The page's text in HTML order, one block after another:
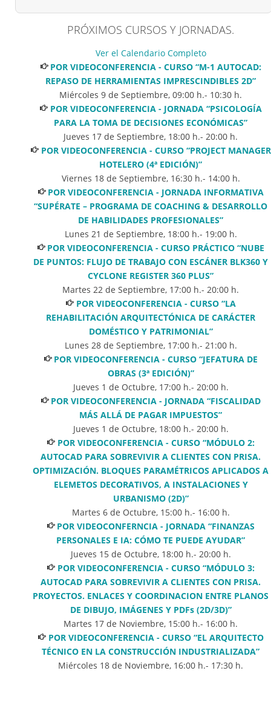
PRÓXIMOS CURSOS Y JORNADAS.
Ver el Calendario Completo
POR VIDEOCONFERENCIA - CURSO “M-1 AUTOCAD:
REPASO DE HERRAMIENTAS IMPRESCINDIBLES 2D”
Miércoles 9 de Septiembre, 09:00 h.- 10:30 h.
POR VIDEOCONFERENCIA - JORNADA “PSICOLOGÍA
PARA LA TOMA DE DECISIONES ECONÓMICAS”
Jueves 17 de Septiembre, 18:00 h.- 20:00 h.
POR VIDEOCONFERENCIA - CURSO “PROJECT MANAGER
HOTELERO (4ª EDICIÓN)”
Viernes 18 de Septiembre, 16:30h.- 14:00h.
POR VIDEOCONFERENCIA - JORNADA INFORMATIVA
“SUPÉRATE – PROGRAMA DE COACHING & DESARROLLO
DE HABILIDADES PROFESIONALES”
Lunes 21 de Septiembre, 18:00h.- 19:00h.
POR VIDEOCONFERENCIA - CURSO PRÁCTICO “NUBE
DE PUNTOS: FLUJO DE TRABAJO CON ESCÁNER BLK360 Y
CYCLONE REGISTER 360 PLUS”
Martes 22 de Septiembre, 17:00 h.- 20:00 h.
POR VIDEOCONFERENCIA - CURSO “LA
REHABILITACIÓN ARQUITECTÓNICA DE CARÁCTER
DOMÉSTICO Y PATRIMONIAL”
Lunes 28 de Septiembre, 17:00h.- 21:00h.
POR VIDEOCONFERENCIA - CURSO “JEFATURA DE
OBRAS (3ª EDICIÓN)”
Jueves 1 de Octubre, 17:00h.- 20:00h.
POR VIDEOCONFERENCIA - JORNADA “FISCALIDAD
MÁS ALLÁ DE PAGAR IMPUESTOS”
Jueves 1 de Octubre, 18:00h.- 20:00h.
POR VIDEOCONFERENCIA - CURSO “MÓDULO 2:
AUTOCAD PARA SOBREVIVIR A CLIENTES CON PRISA.
OPTIMIZACIÓN. BLOQUES PARAMÉTRICOS APLICADOS A
ELEMETOS DECORATIVOS, A INSTALACIONES Y
URBANISMO (2D)”
Martes 6 de Octubre, 15:00h.- 16:00h.
POR VIDEOCONFERNCIA - JORNADA “FINANZAS
PERSONALES E IA: CÓMO TE PUEDE AYUDAR”
Jueves 15 de Octubre, 18:00h.- 20:00h.
POR VIDEOCONFERENCIA - CURSO “MÓDULO 3:
AUTOCAD PARA SOBREVIVIR A CLIENTES CON PRISA.
PROYECTOS. ENLACES Y COORDINACION ENTRE PLANOS
DE DIBUJO, IMÁGENES Y PDFs (2D/3D)”
Martes 17 de Noviembre, 15:00 h.- 16:00 h.
POR VIDEOCONFERENCIA - CURSO “EL ARQUITECTO
TÉCNICO EN LA CONSTRUCCIÓN INDUSTRIALIZADA”
Miércoles 18 de Noviembre, 16:00 h.- 17:30 h.